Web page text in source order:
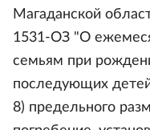
Магаданской
1531-ОЗ "О
семьям при
последующих
8) предельного